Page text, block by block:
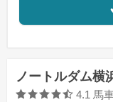
ノートルダム横
口コミ
4.1 馬